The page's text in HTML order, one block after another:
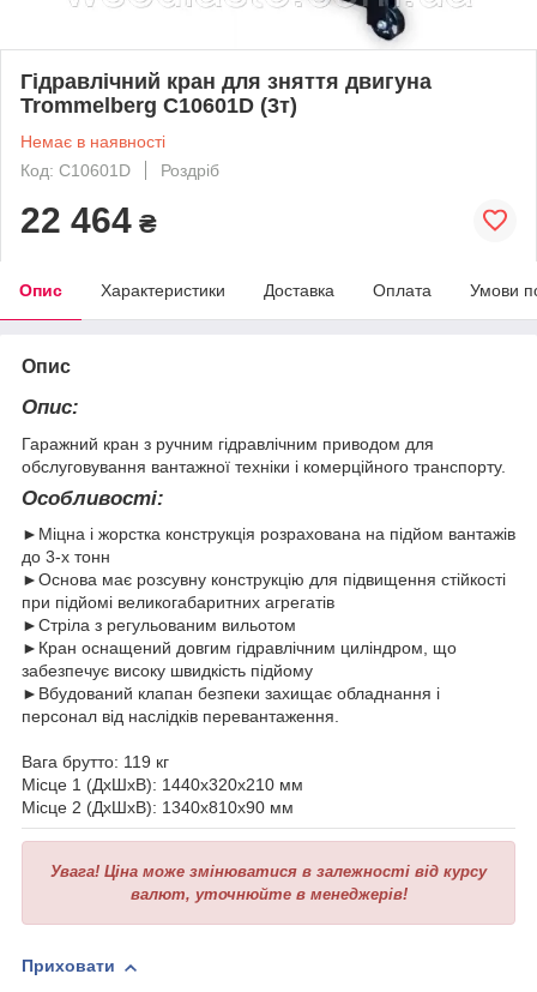
Гідравлічний кран для зняття двигуна
Trommelberg C10601D (3т)
Немає в наявності
Код: C10601D
Роздріб
22 464 ₴
Опис Характеристики Доставка Оплата Умови
Опис
Опис:
Гаражний кран з ручним гідравлічним приводом для
обслуговування вантажної техніки і комерційного транспорту.
Особливості:
►Міцна і жорстка конструкція розрахована на підйом вантажів
до 3-х тонн
►Основа має розсувну конструкцію для підвищення стійкості
при підйомі великогабаритних агрегатів
►Стріла з регульованим вильотом
►Кран оснащений довгим гідравлічним циліндром, що
забезпечує високу швидкість підйому
►Вбудований клапан безпеки захищає обладнання і
персонал від наслідків перевантаження.
Вага брутто: 119 кг
Місце 1 (ДхШхВ): 1440х320х210 мм
Місце 2 (ДхШхВ): 1340х810х90 мм
Увага! Ціна може змінюватися в залежності від курсу
валют, уточнюйте в менеджерів!
Приховати